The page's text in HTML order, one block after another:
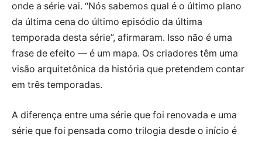
onde a série vai. “Nós sabemos qual é o último plano
da última cena do último episódio da última
temporada desta série”, afirmaram. Isso não é uma
frase de efeito — é um mapa. Os criadores têm uma
visão arquitetônica da história que pretendem contar
em três temporadas.
A diferença entre uma série que foi renovada e uma
série que foi pensada como trilogia desde o início é